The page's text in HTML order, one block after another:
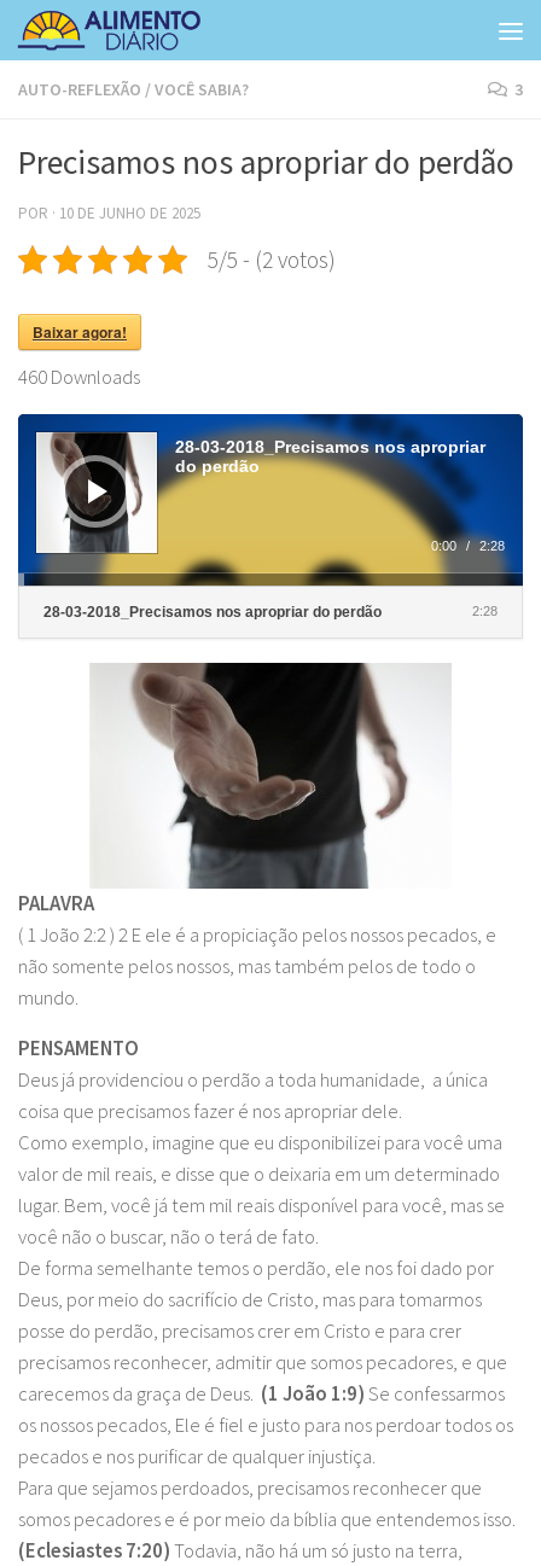
Skip to content
AUTO-REFLEXÃO /VOCÊ SABIA? 3
Precisamos nos apropriar do perdão
POR · 10 DE JUNHO DE 2025
5/5 - (2 votos)
Baixar agora!
460Downloads
Tocador
áudio
28-03-2018_Precisamos nos apropriar
do perdão
0:00 / 2:28
28-03-2018_Precisamos nos apropriar do perdão 2:28
PALAVRA
( 1 João 2:2 ) 2 E ele é a propiciação pelos nossos pecados, e
não somente pelos nossos, mas também pelos de todo o
mundo.
PENSAMENTO
Deus já providenciou o perdão a toda humanidade, a única
coisa que precisamos fazer é nos apropriar dele.
Como exemplo, imagine que eu disponibilizei para você uma
valor de mil reais, e disse que o deixaria em um determinado
lugar. Bem, você já tem mil reais disponível para você, mas se
você não o buscar, não o terá de fato.
De forma semelhante temos o perdão, ele nos foi dado por
Deus, por meio do sacrifício de Cristo, mas para tomarmos
posse do perdão, precisamos crer em Cristo e para crer
precisamos reconhecer, admitir que somos pecadores, e que
carecemos da graça de Deus. (1 João 1:9)Se confessarmos
os nossos pecados, Ele é fiel e justo para nos perdoar todos os
pecados e nos purificar de qualquer injustiça.
Para que sejamos perdoados, precisamos reconhecer que
somos pecadores e é por meio da bíblia que entendemos isso.
(Eclesiastes 7:20)Todavia, não há um só justo na terra,